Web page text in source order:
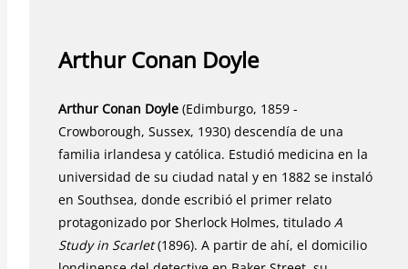
Arthur Conan Doyle
Arthur Conan Doyle (Edimburgo, 1859 -
Crowborough, Sussex, 1930) descendía de una
familia irlandesa y católica. Estudió medicina en la
universidad de su ciudad natal y en 1882 se instaló
en Southsea, donde escribió el primer relato
protagonizado por Sherlock Holmes, titulado A
Study in Scarlet(1896). A partir de ahí, el domicilio